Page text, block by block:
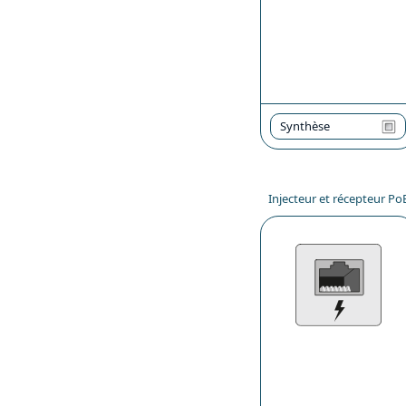
Synthèse
Injecteur et récepteur